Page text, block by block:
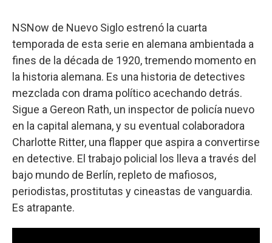
NSNow de Nuevo Siglo estrenó la cuarta
temporada de esta serie en alemana ambientada a
fines de la década de 1920, tremendo momento en
la historia alemana. Es una historia de detectives
mezclada con drama político acechando detrás.
Sigue a Gereon Rath, un inspector de policía nuevo
en la capital alemana, y su eventual colaboradora
Charlotte Ritter, una flapper que aspira a convertirse
en detective. El trabajo policial los lleva a través del
bajo mundo de Berlín, repleto de mafiosos,
periodistas, prostitutas y cineastas de vanguardia.
Es atrapante.